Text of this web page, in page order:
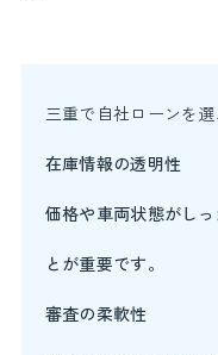
三重で自社ローンを
在庫情報の透明性
価格や車両状態がし
とが重要です。
審査の柔軟性